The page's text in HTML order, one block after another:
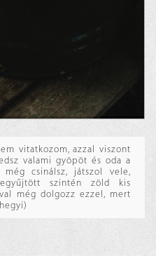
vitatkozom, azzal viszont
valami gyöpöt és oda a
csinálsz, játszol vele,
szintén zöld kis
még dolgozz ezzel, mert